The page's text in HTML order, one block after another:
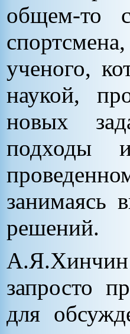
общем-то
ученого,
наукой,
новых
подходы
занимаясь
решений.
запросто
для